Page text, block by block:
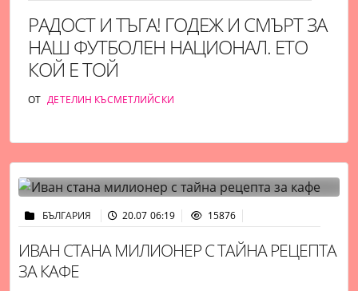
РАДОСТ И ТЪГА! ГОДЕЖ И СМЪРТ ЗА
НАШ ФУТБОЛЕН НАЦИОНАЛ. ЕТО
КОЙ Е ТОЙ
ОТ ДЕТЕЛИН КЪСМЕТЛИЙСКИ
БЪЛГАРИЯ 20.07 06:19 15876
ИВАН СТАНА МИЛИОНЕР С ТАЙНА РЕЦЕПТА
ЗА КАФЕ